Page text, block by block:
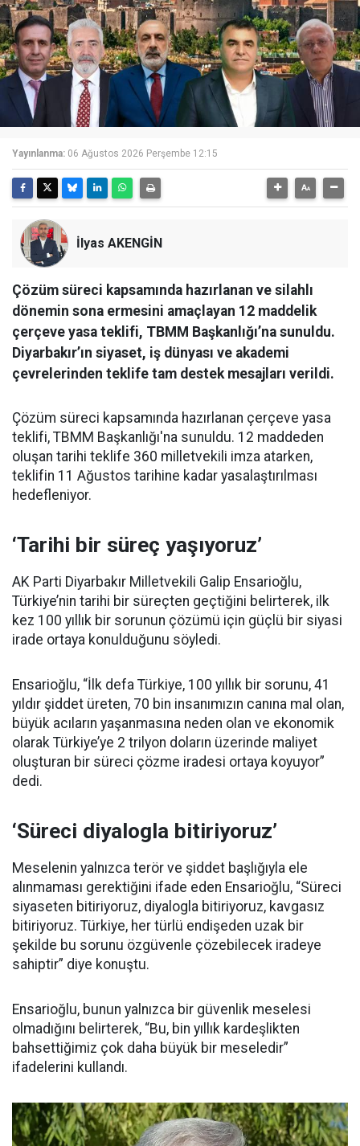
Yayınlanma: 06 Ağustos 2026 Perşembe 12:15
İlyas AKENGİN
Çözüm süreci kapsamında hazırlanan ve silahlı
dönemin sona ermesini amaçlayan 12 maddelik
çerçeve yasa teklifi, TBMM Başkanlığı’na sunuldu.
Diyarbakır’ın siyaset, iş dünyası ve akademi
çevrelerinden teklife tam destek mesajları verildi.
Çözüm süreci kapsamında hazırlanan çerçeve yasa
teklifi, TBMM Başkanlığı'na sunuldu. 12 maddeden
oluşan tarihi teklife 360 milletvekili imza atarken,
teklifin 11 Ağustos tarihine kadar yasalaştırılması
hedefleniyor.
‘Tarihi bir süreç yaşıyoruz’
AK Parti Diyarbakır Milletvekili Galip Ensarioğlu,
Türkiye’nin tarihi bir süreçten geçtiğini belirterek, ilk
kez 100 yıllık bir sorunun çözümü için güçlü bir siyasi
irade ortaya konulduğunu söyledi.
Ensarioğlu, “İlk defa Türkiye, 100 yıllık bir sorunu, 41
yıldır şiddet üreten, 70 bin insanımızın canına mal olan,
büyük acıların yaşanmasına neden olan ve ekonomik
olarak Türkiye’ye 2 trilyon doların üzerinde maliyet
oluşturan bir süreci çözme iradesi ortaya koyuyor”
dedi.
‘Süreci diyalogla bitiriyoruz’
Meselenin yalnızca terör ve şiddet başlığıyla ele
alınmaması gerektiğini ifade eden Ensarioğlu, “Süreci
siyaseten bitiriyoruz, diyalogla bitiriyoruz, kavgasız
bitiriyoruz. Türkiye, her türlü endişeden uzak bir
şekilde bu sorunu özgüvenle çözebilecek iradeye
sahiptir” diye konuştu.
Ensarioğlu, bunun yalnızca bir güvenlik meselesi
olmadığını belirterek, “Bu, bin yıllık kardeşlikten
bahsettiğimiz çok daha büyük bir meseledir”
ifadelerini kullandı.